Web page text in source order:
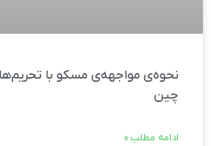
نحوه‌ی مواجهه‌ی مسکو با
چین
ادامه مطلب »